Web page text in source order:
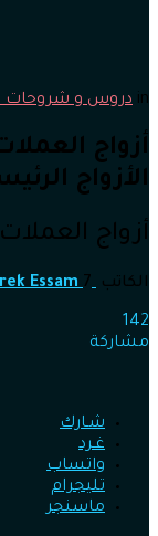
in دروس و شروحات
أزواج
الأزواج
أزواج
الكاتب Essam 7 يوليو، 2026, 12:13 م
142
مشاركة
شـارك
غـرد
واتساب
تليجرام
ماسنجر